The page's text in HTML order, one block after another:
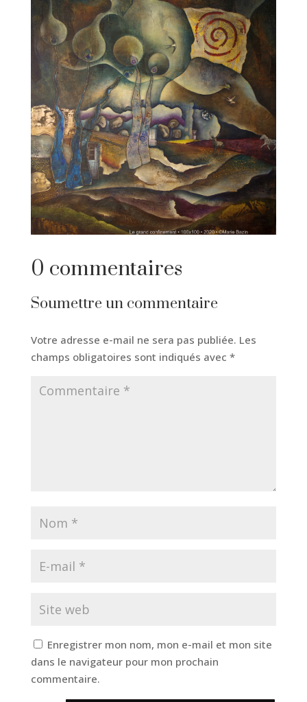
0 commentaires
Soumettre un commentaire
Votre adresse e-mail ne sera pas publiée. Les
champs obligatoires sont indiqués avec *
Enregistrer mon nom, mon e-mail et mon site
dans le navigateur pour mon prochain
commentaire.